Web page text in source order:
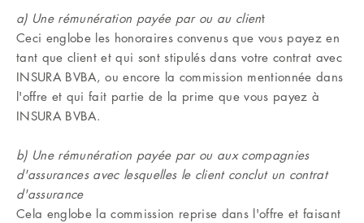
a) Une rémunération payée par ou au client
Ceci englobe les honoraires convenus que vous payez en
tant que client et qui sont stipulés dans votre contrat avec
INSURA BVBA, ou encore la commission mentionnée dans
l'offre et qui fait partie de la prime que vous payez à
INSURA BVBA.
b) Une rémunération payée par ou aux compagnies
d'assurances avec lesquelles le client conclut un contrat
d'assurance
Cela englobe la commission reprise dans l'offre et faisant